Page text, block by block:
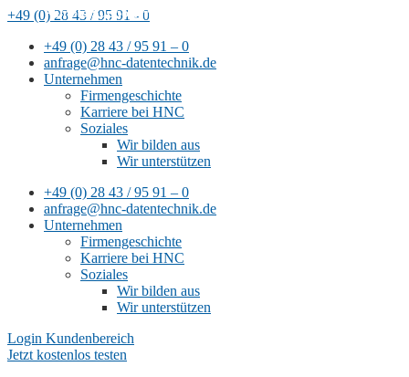
+49 (0) 28 43 / 95 91 - 0
+49 (0) 28 43 / 95 91 – 0
anfrage@hnc-datentechnik.de
Unternehmen
Firmengeschichte
Karriere bei HNC
Soziales
Wir bilden aus
Wir unterstützen
+49 (0) 28 43 / 95 91 – 0
anfrage@hnc-datentechnik.de
Unternehmen
Firmengeschichte
Karriere bei HNC
Soziales
Wir bilden aus
Wir unterstützen
Login Kundenbereich
Jetzt kostenlos testen
Remote-Support mit